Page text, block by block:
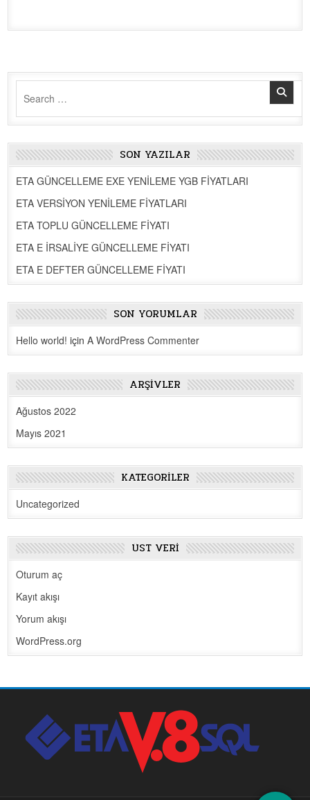
for:
SON YAZILAR
ETA GÜNCELLEME EXE YENİLEME YGB FİYATLARI
ETA VERSİYON YENİLEME FİYATLARI
ETA TOPLU GÜNCELLEME FİYATI
ETA E İRSALİYE GÜNCELLEME FİYATI
ETA E DEFTER GÜNCELLEME FİYATI
SON YORUMLAR
Hello world! içinA WordPress Commenter
ARŞIVLER
Ağustos 2022
Mayıs 2021
KATEGORILER
Uncategorized
ÜST VERI
Oturum aç
Kayıt akışı
Yorum akışı
WordPress.org